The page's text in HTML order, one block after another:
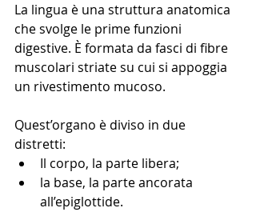
La lingua è una struttura anatomica
che svolge le prime funzioni
digestive. È formata da fasci di fibre
muscolari striate su cui si appoggia
un rivestimento mucoso.
Quest’organo è diviso in due
distretti:
Il corpo, la parte libera;
la base, la parte ancorata
all’epiglottide.